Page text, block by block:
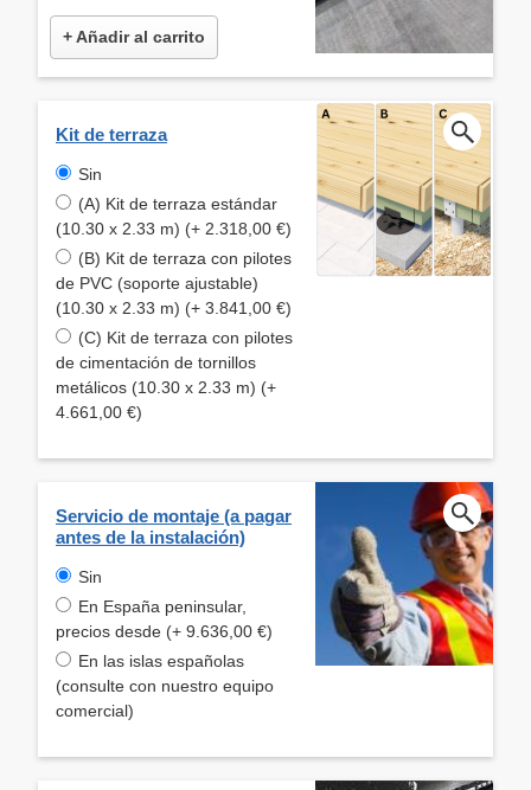
+ Añadir al carrito
Kit de terraza
Sin
(A) Kit de terraza estándar
(10.30 x 2.33 m) (+ 2.318,00 €)
(B) Kit de terraza con pilotes
de PVC (soporte ajustable)
(10.30 x 2.33 m) (+ 3.841,00 €)
(C) Kit de terraza con pilotes
de cimentación de tornillos
metálicos (10.30 x 2.33 m) (+
4.661,00 €)
Servicio de montaje (a pagar
antes de la instalación)
Sin
En España peninsular,
precios desde (+ 9.636,00 €)
En las islas españolas
(consulte con nuestro equipo
comercial)